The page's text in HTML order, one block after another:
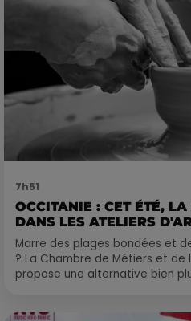
7h51
OCCITANIE : CET ÉTÉ,
DANS LES ATELIERS
Marre des plages bondées et
? La Chambre de Métiers et de
propose une alternative bien